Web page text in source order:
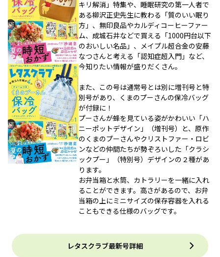
キリ解消」特集や、睡眠研究の第一人者で
ある柳沢正史先生に教わる「質のいい眠り
方」、無印良品やカルディコーヒーファー
ム、成城石井などで買える「1000円台以下
のおいしい名品」、メイプル超合金の安藤
なつさんと考える「認知症超入門」など、
今知りたい情報が盛りだくさん。
また、この号は通常号とは別に増刊号と特
別号があり、くまのプーさんの保冷バッグ
が付録に！
プーさんが蜂を見ている姿がかわいい「ハ
ニーポットデザイン」（増刊号）と、原作
のくまのプーさんやクリストファー・ロビ
ンなどの仲間たちが勢ぞろいした「クラシ
ックプー」（特別号）デザインの２種があ
ります。
お弁当箱と水筒、カトラリーを一緒に入れ
ることができます。高さがあるので、お弁
当箱の上にミニサイズの保存容器を入れる
こともできる仕様のバッグです。
レタスクラブ最新号詳細